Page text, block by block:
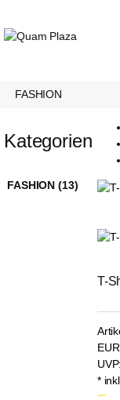
FASHION
T-
EUR
*
Kategorien
FASHION (13)